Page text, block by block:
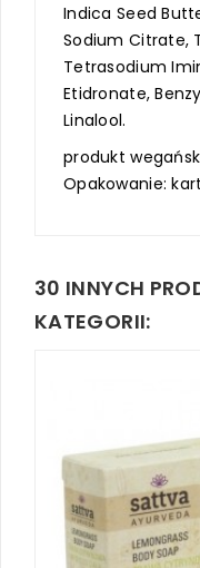
Indica Seed
Sodium Citrate,
Tetrasodium
Etidronate,
Linalool.
produkt
Opakowanie:
30 INNYCH
KATEGORII: